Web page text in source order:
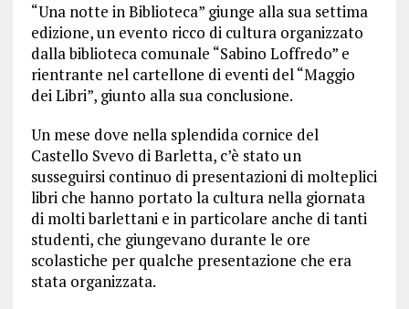
“Una notte in Biblioteca” giunge alla sua settima
edizione, un evento ricco di cultura organizzato
dalla biblioteca comunale “Sabino Loffredo” e
rientrante nel cartellone di eventi del “Maggio
dei Libri”, giunto alla sua conclusione.
Un mese dove nella splendida cornice del
Castello Svevo di Barletta, c’è stato un
susseguirsi continuo di presentazioni di molteplici
libri che hanno portato la cultura nella giornata
di molti barlettani e in particolare anche di tanti
studenti, che giungevano durante le ore
scolastiche per qualche presentazione che era
stata organizzata.